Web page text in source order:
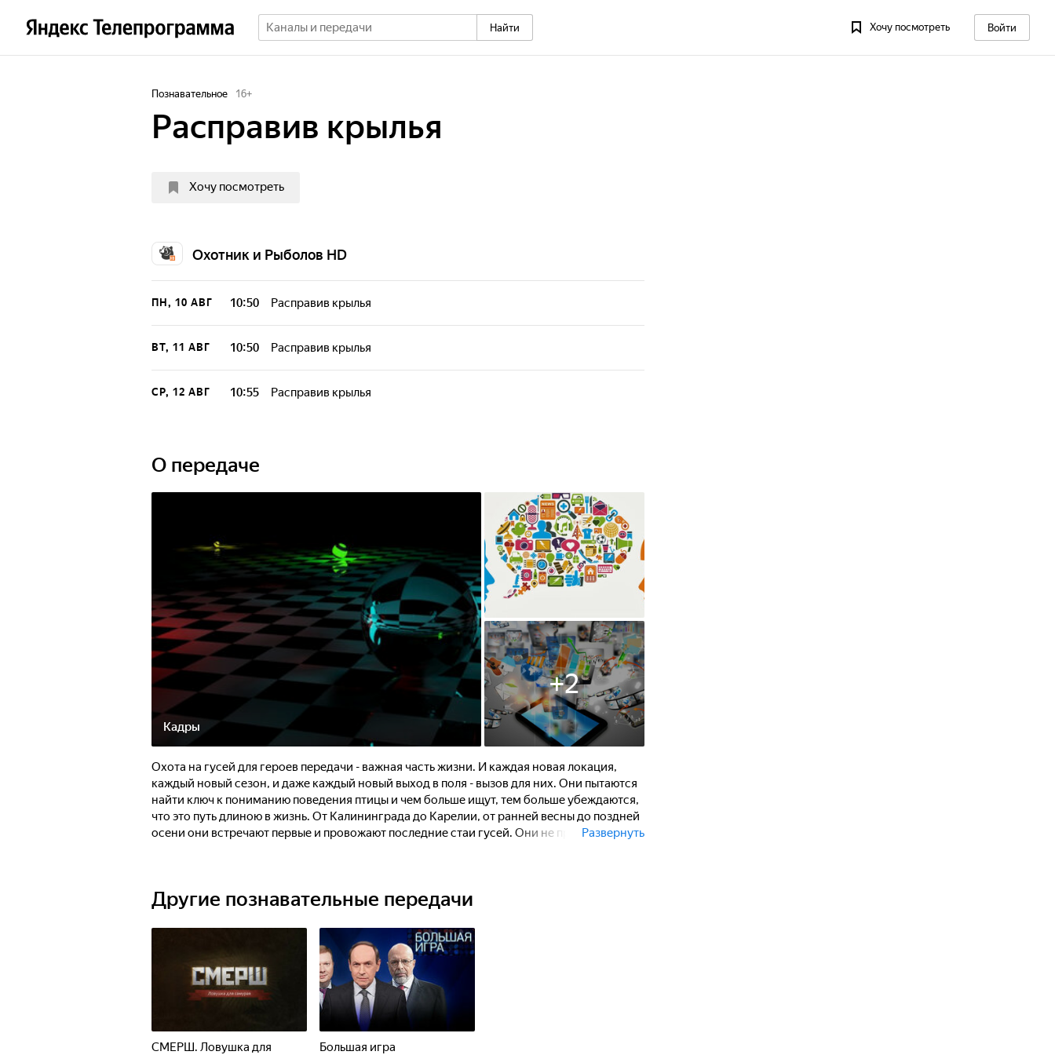
Найти Хочу посмотреть Войти
Познавательное 16+
Расправив крылья
Хочу посмотреть
Охотник и Рыболов HD
ПН, 10 АВГ 10:50 Расправив крылья
ВТ, 11 АВГ 10:50 Расправив крылья
СР, 12 АВГ 10:55 Расправив крылья
О передаче
Кадры
+2
Охота на гусей для героев передачи - важная часть жизни. И каждая новая локация,
каждый новый сезон, и даже каждый новый выход в поля - вызов для них. Они пытаются
найти ключ к пониманию поведения птицы и чем больше ищут, тем больше убеждаются,
что это путь длиною в жизнь. От Калининграда до Карелии, от ранней весны до поздней
осени они встречают первые и провожают последние стаи гусей. Они не просто
прямо над головами. Охота на гусей - страсть этих людей, и они летят на встречу с
Развернуть
Другие познавательные передачи
СМЕРШ. Ловушка для Большая игра